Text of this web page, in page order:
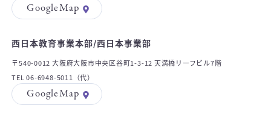
GoogleMap
西日本教育事業本部/西日本事業部
〒540-0012 大阪府大阪市中央区谷町1-3-12 天満橋リーフビル7階
TEL 06-6948-5011（代）
GoogleMap